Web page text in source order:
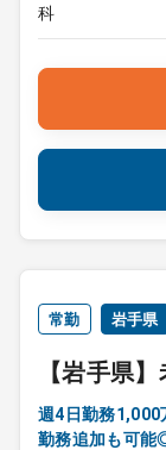
科
常勤 岩手県
【岩手県
週4日勤務
勤務追加も可